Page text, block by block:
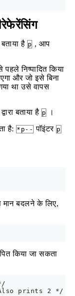
है p , आप
पहले निष्पादित किया
और जो इसे बिना
गया था उसे वापस
बताया है p
।
है: *p-- पॉइंटर p
मान बदलने के लिए,
किया जा सकता